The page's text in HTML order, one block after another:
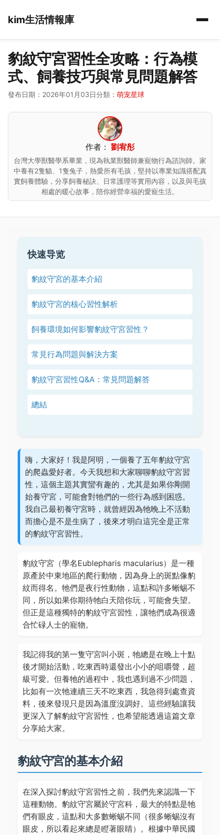
kim生活情報庫
豹紋守宮習性全攻略：行為模
式、飼養技巧與常見問題解答
發布日期：2026年01月03日分類： 萌宠星球
作者： 劉宥彤
台灣大學獸醫學系畢業，現為執業獸醫師兼寵物行為諮詢師。家
中養有2隻貓、1隻兔子，熱愛所有毛孩，堅持以專業知識搭配真
實飼養體驗，分享飼養秘訣、日常護理等實用內容，以及與毛孩
相處的暖心故事，陪你經營幸福的愛寵生活。
快速导览
豹紋守宮的基本介紹
豹紋守宮的核心習性解析
飼養環境如何影響豹紋守宮習性？
常見行為問題與解決方案
豹紋守宮習性Q&A：常見問題解答
總結
嗨，大家好！我是阿明，一個養了五年豹紋守宮
的爬蟲愛好者。今天我想和大家聊聊豹紋守宮習
性，這個主題其實蠻有趣的，尤其是如果你剛開
始養守宮，可能會對牠們的一些行為感到困惑。
我自己最初養守宮時，就曾經因為牠晚上不活動
而擔心是不是生病了，後來才明白這完全是正常
的豹紋守宮習性。
豹紋守宮（學名Eublepharis macularius）是一種
原產於中東地區的爬行動物，因為身上的斑點像豹
紋而得名。牠們是夜行性動物，這點和許多蜥蜴不
同，所以如果你期待牠白天陪你玩，可能會失望。
但正是這種獨特的豹紋守宮習性，讓牠們成為很適
合忙碌人士的寵物。
我記得我的第一隻守宮叫小斑，牠總是在晚上十點
後才開始活動，吃東西時還發出小小的咀嚼聲，超
級可愛。但養牠的過程中，我也遇到過不少問題，
比如有一次牠連續三天不吃東西，我急得到處查資
料，後來發現只是因為溫度沒調好。這些經驗讓我
更深入了解豹紋守宮習性，也希望能透過這篇文章
分享給大家。
豹紋守宮的基本介紹
在深入探討豹紋守宮習性之前，我們先來認識一下
這種動物。豹紋守宮屬於守宮科，最大的特點是牠
們有眼皮，這點和大多數蜥蜴不同（很多蜥蜴沒有
眼皮，所以看起來總是瞪著眼睛）。根據中華民國